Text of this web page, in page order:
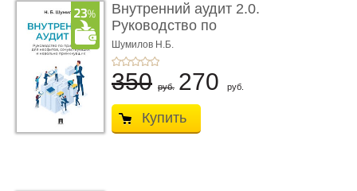
Внутренний аудит 2.0.
Руководство по
применению ...
Шумилов Н.Б.
350 руб. 270 руб.
Купить